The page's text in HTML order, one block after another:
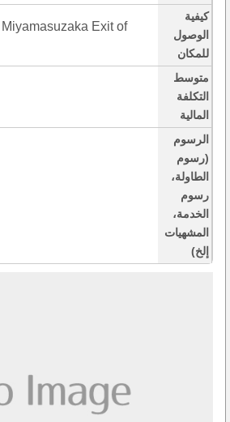
كيفية
الوصول
للمكان
Exit of
متوسط
التكلفة
المالية
الرسوم
(رسوم
الطاولة،
رسوم
الخدمة،
المشهيات
إلخ)